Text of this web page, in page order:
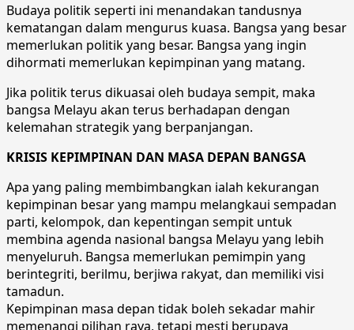
Budaya politik seperti ini menandakan tandusnya
kematangan dalam mengurus kuasa. Bangsa yang besar
memerlukan politik yang besar. Bangsa yang ingin
dihormati memerlukan kepimpinan yang matang.
Jika politik terus dikuasai oleh budaya sempit, maka
bangsa Melayu akan terus berhadapan dengan
kelemahan strategik yang berpanjangan.
KRISIS KEPIMPINAN DAN MASA DEPAN BANGSA
Apa yang paling membimbangkan ialah kekurangan
kepimpinan besar yang mampu melangkaui sempadan
parti, kelompok, dan kepentingan sempit untuk
membina agenda nasional bangsa Melayu yang lebih
menyeluruh. Bangsa memerlukan pemimpin yang
berintegriti, berilmu, berjiwa rakyat, dan memiliki visi
tamadun.
Kepimpinan masa depan tidak boleh sekadar mahir
memenangi pilihan raya, tetapi mesti berupaya